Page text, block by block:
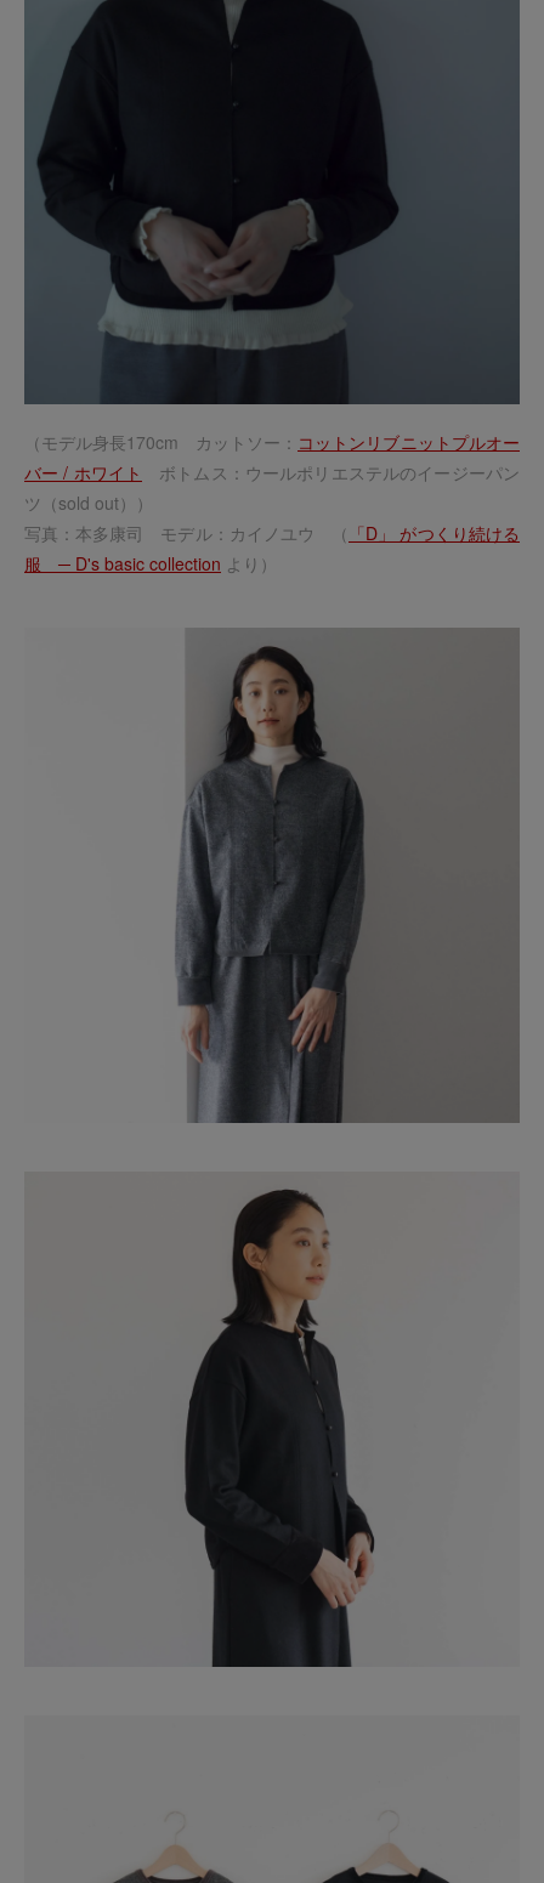
（モデル身長170cm カットソー： コットンリブニットプルオー
バー / ホワイト
ボトムス：ウールポリエステルのイージーパン
ツ（sold out））
写真：本多康司 モデル：カイノユウ （ 「D」 がつくり続ける
服 ─ D's basic collection より）